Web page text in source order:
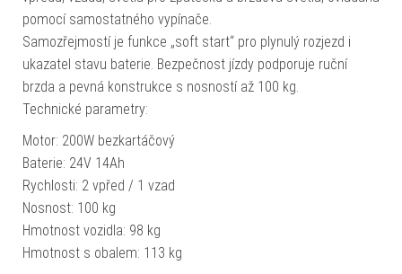
pomocí samostatného vypínače.
Samozřejmostí je funkce „soft start“ pro plynulý rozjezd i
ukazatel stavu baterie. Bezpečnost jízdy podporuje ruční
brzda a pevná konstrukce s nosností až 100 kg.
Technické parametry:
Motor: 200W bezkartáčový
Baterie: 24V 14Ah
Rychlosti: 2 vpřed / 1 vzad
Nosnost: 100 kg
Hmotnost vozidla: 98 kg
Hmotnost s obalem: 113 kg